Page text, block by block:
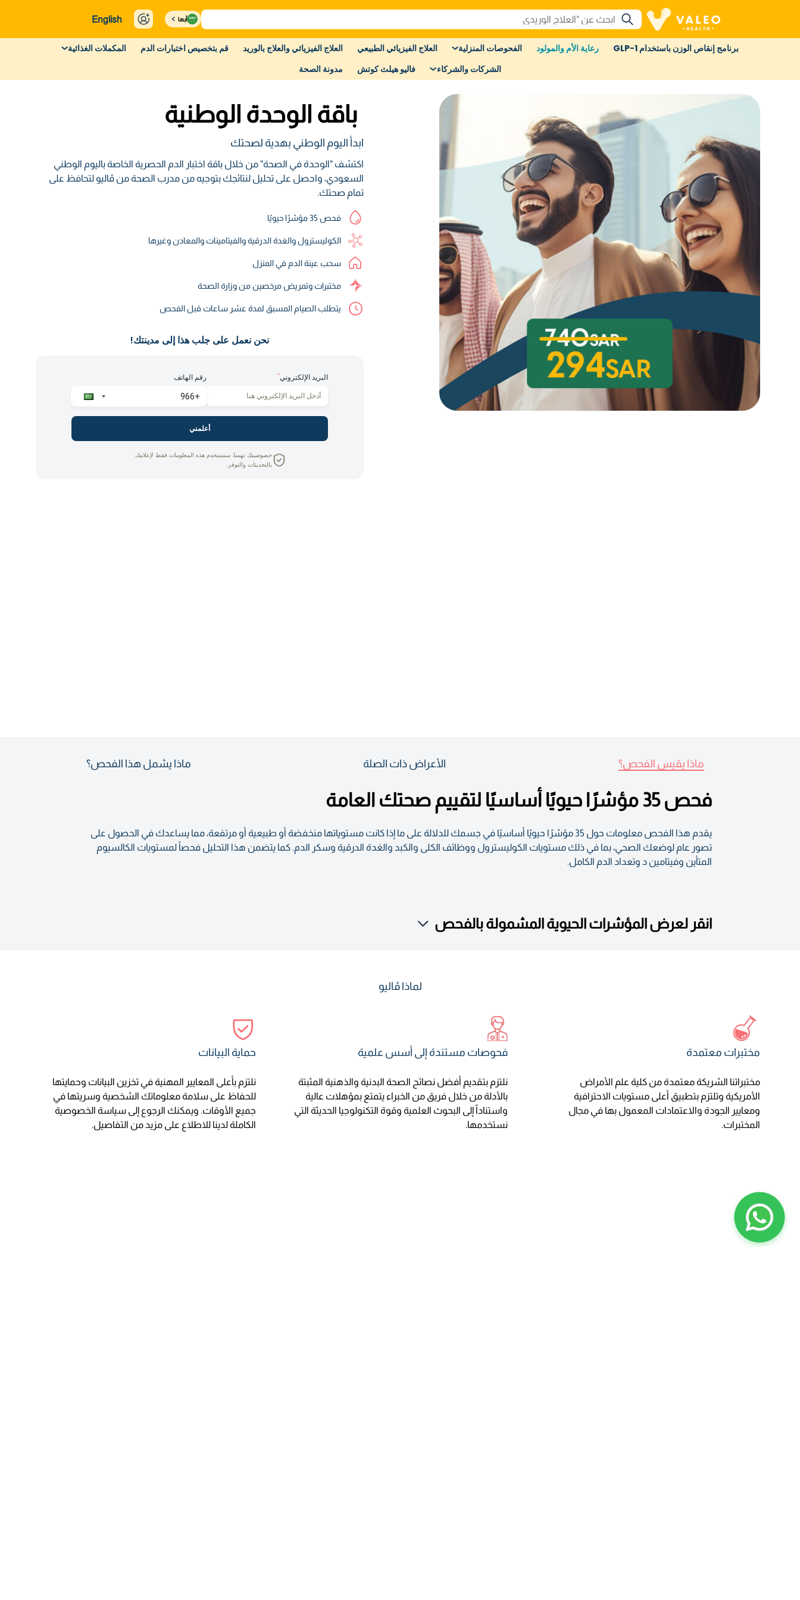
أبها English
برنامج إنقاص الوزن باستخدام GLP-1 رعاية الأم والمولود الفحوصات المنزلية العلاج الفيزيائي الطبيعي العلاج الفيزيائي والعلاج بالوريد قم بتخصيص اختبارات الدم
المكملات الغذائية
الشركات والشركاء
فاليو هيلث كوتش مدونة الصحة
باقة الوحدة الوطنية
ابدأ اليوم الوطني بهدية لصحتك
اكتشف "الوحدة في الصحة" من خلال باقة اختبار الدم الحصرية الخاصة باليوم الوطني
السعودي، واحصل على تحليل لنتائجك بتوجيه من مدرب الصحة من ڤاليو لتحافظ على
تمام صحتك.
فحص 35 مؤشرًا حيويًا
الكوليسترول والغدة الدرقية والفيتامينات والمعادن وغيرها
سحب عينة الدم في المنزل
مختبرات وتمريض مرخصين من وزارة الصحة
يتطلب الصيام المسبق لمدة عشر ساعات قبل الفحص
نحن نعمل على جلب هذا إلى مدينتك!
البريد الإلكتروني* رقم الهاتف
أعلمني
خصوصيتك تهمنا. سنستخدم هذه المعلومات فقط لإعلامك
بالتحديثات والتوفر.
ماذا يقيس الفحص؟ الأعراض ذات الصلة ماذا يشمل هذا الفحص؟
فحص 35 مؤشرًا حيويًا أساسيًا لتقييم صحتك العامة
يقدم هذا الفحص معلومات حول 35 مؤشرًا حيويًا أساسيًا في جسمك للدلالة على ما إذا كانت مستوياتها منخفضة أو طبيعية أو مرتفعة، مما يساعدك في الحصول على
تصور عام لوضعك الصحي، بما في ذلك مستويات الكوليسترول ووظائف الكلى والكبد والغدة الدرقية وسكر الدم. كما يتضمن هذا التحليل فحصاً لمستويات الكالسيوم
المتأين وفيتامين د وتعداد الدم الكامل.
انقر لعرض المؤشرات الحيوية المشمولة بالفحص
لماذا ڤاليو
مختبرات معتمدة
مختبراتنا الشريكة معتمدة من كلية علم الأمراض
الأمريكية وتلتزم بتطبيق أعلى مستويات الاحترافية
ومعايير الجودة والاعتمادات المعمول بها في مجال
المختبرات.
فحوصات مستندة إلى أسس علمية
نلتزم بتقديم أفضل نصائح الصحة البدنية والذهنية المثبتة
بالأدلة من خلال فريق من الخبراء يتمتع بمؤهلات عالية
واستناداً إلى البحوث العلمية وقوة التكنولوجيا الحديثة التي
نستخدمها.
حماية البيانات
نلتزم بأعلى المعايير المهنية في تخزين البيانات وحمايتها
للحفاظ على سلامة معلوماتك الشخصية وسريتها في
جميع الأوقات. ويمكنك الرجوع إلى سياسة الخصوصية
الكاملة لدينا للاطلاع على مزيد من التفاصيل.